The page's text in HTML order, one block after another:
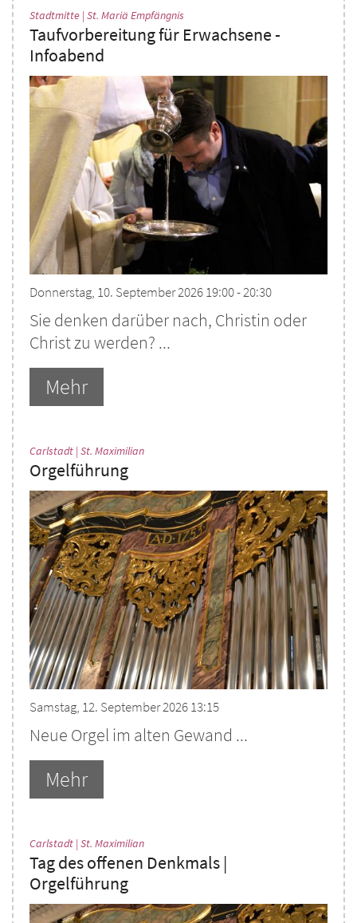
Stadtmitte | St. Mariä Empfängnis
Taufvorbereitung für Erwachsene -
Infoabend
Donnerstag, 10. September 2026 19:00 - 20:30
Sie denken darüber nach, Christin oder
Christ zu werden? ...
Mehr
Carlstadt | St. Maximilian:
Orgelführung
Samstag, 12. September 2026 13:15
Neue Orgel im alten Gewand ...
Mehr
Carlstadt | St. Maximilian:
Tag des offenen Denkmals |
Orgelführung